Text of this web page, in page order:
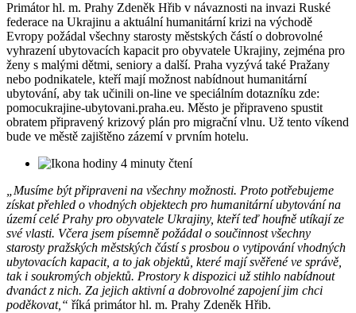
Primátor hl. m. Prahy Zdeněk Hřib v návaznosti na invazi Ruské
federace na Ukrajinu a aktuální humanitární krizi na východě
Evropy požádal všechny starosty městských částí o dobrovolné
vyhrazení ubytovacích kapacit pro obyvatele Ukrajiny, zejména pro
ženy s malými dětmi, seniory a další. Praha vyzývá také Pražany
nebo podnikatele, kteří mají možnost nabídnout humanitární
ubytování, aby tak učinili on-line ve speciálním dotazníku zde:
pomocukrajine-ubytovani.praha.eu. Město je připraveno spustit
obratem připravený krizový plán pro migrační vlnu. Už tento víkend
bude ve městě zajištěno zázemí v prvním hotelu.
4 minuty čtení
„Musíme být připraveni na všechny možnosti. Proto potřebujeme
získat přehled o vhodných objektech pro humanitární ubytování na
území celé Prahy pro obyvatele Ukrajiny, kteří teď houfně utíkají ze
své vlasti. Včera jsem písemně požádal o součinnost všechny
starosty pražských městských částí s prosbou o vytipování vhodných
ubytovacích kapacit, a to jak objektů, které mají svěřené ve správě,
tak i soukromých objektů. Prostory k dispozici už stihlo nabídnout
dvanáct z nich. Za jejich aktivní a dobrovolné zapojení jim chci
poděkovat,“ říká primátor hl. m. Prahy Zdeněk Hřib.